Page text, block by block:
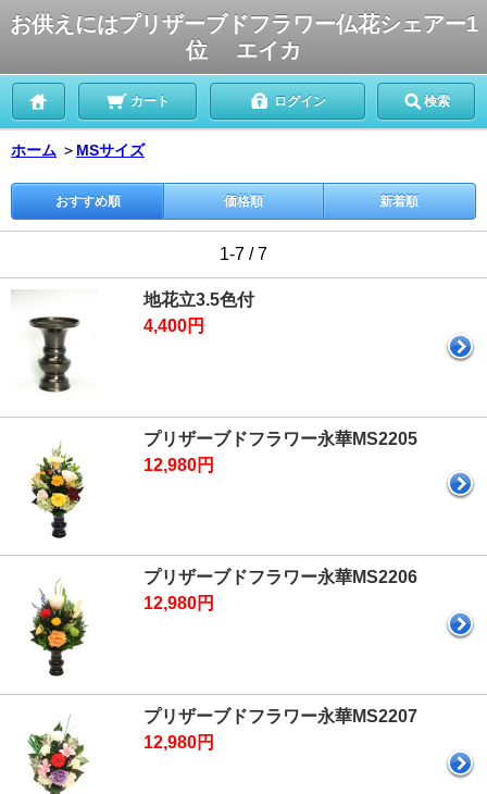
お供えにはプリザーブドフラワー仏花シェアー1
位 エイカ
カート ログイン 検索
ホーム ＞ MSサイズ
おすすめ順 価格順 新着順
1-7 / 7
地花立3.5色付
4,400円
プリザーブドフラワー永華MS2205
12,980円
プリザーブドフラワー永華MS2206
12,980円
プリザーブドフラワー永華MS2207
12,980円